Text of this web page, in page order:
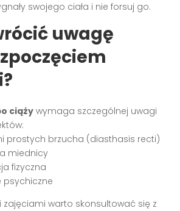
swojego ciała i nie forsuj go.
uwagę
ciąży wymaga szczególnej uwagi
prostych brzucha (diasthasis recti)
miednicy
fizyczna
zajęciami warto skonsultować się z